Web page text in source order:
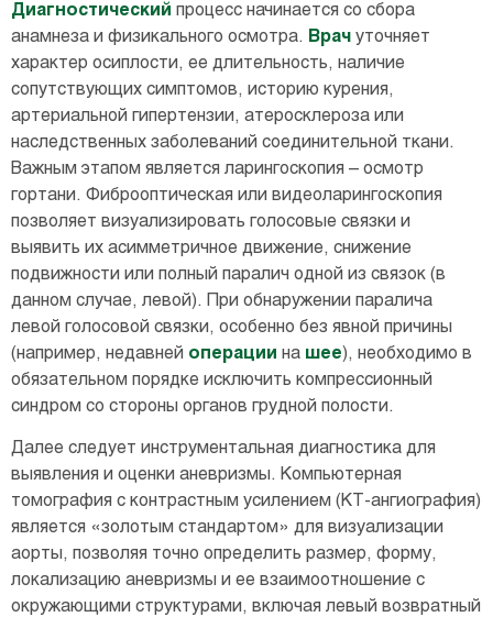
Диагностический процесс начинается со сбора
анамнеза и физикального осмотра. Врач уточняет
характер осиплости, ее длительность, наличие
сопутствующих симптомов, историю курения,
артериальной гипертензии, атеросклероза или
наследственных заболеваний соединительной ткани.
Важным этапом является ларингоскопия – осмотр
гортани. Фиброоптическая или видеоларингоскопия
позволяет визуализировать голосовые связки и
выявить их асимметричное движение, снижение
подвижности или полный паралич одной из связок (в
данном случае, левой). При обнаружении паралича
левой голосовой связки, особенно без явной причины
(например, недавней операции на шее), необходимо в
обязательном порядке исключить компрессионный
синдром со стороны органов грудной полости.
Далее следует инструментальная диагностика для
выявления и оценки аневризмы. Компьютерная
томография с контрастным усилением (КТ-ангиография)
является «золотым стандартом» для визуализации
аорты, позволяя точно определить размер, форму,
локализацию аневризмы и ее взаимоотношение с
окружающими структурами, включая левый возвратный